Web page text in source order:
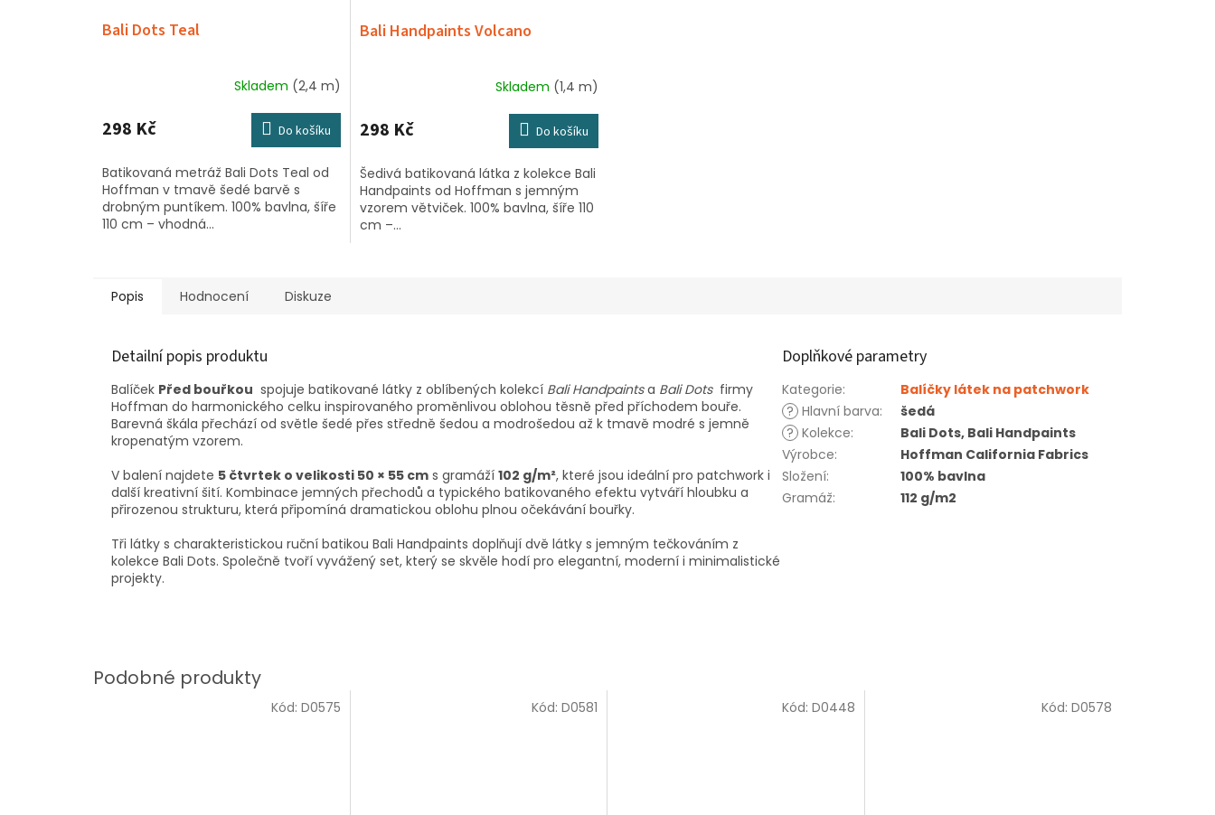
Bali Dots Teal
Skladem (2,4 m)
298 Kč Do košíku
Batikovaná metráž Bali Dots Teal od
Hoffman v tmavě šedé barvě s
drobným puntíkem. 100% bavlna, šíře
110 cm – vhodná...
Bali Handpaints Volcano
Skladem (1,4 m)
298 Kč Do košíku
Šedivá batikovaná látka z kolekce Bali
Handpaints od Hoffman s jemným
vzorem větviček. 100% bavlna, šíře 110
cm –...
Popis Hodnocení Diskuze
Detailní popis produktu
Balíček Před bouřkou spojuje batikované látky z oblíbených kolekcí Bali Handpaintsa Bali Dotsfirmy
Hoffman do harmonického celku inspirovaného proměnlivou oblohou těsně před příchodem bouře.
Barevná škála přechází od světle šedé přes středně šedou a modrošedou až k tmavě modré s jemně
kropenatým vzorem.
V balení najdete 5 čtvrtek o velikosti 50 × 55 cm s gramáží 102 g/m², které jsou ideální pro patchwork i
další kreativní šití. Kombinace jemných přechodů a typického batikovaného efektu vytváří hloubku a
přirozenou strukturu, která připomíná dramatickou oblohu plnou očekávání bouřky.
Tři látky s charakteristickou ruční batikou Bali Handpaints doplňují dvě látky s jemným tečkováním z
kolekce Bali Dots. Společně tvoří vyvážený set, který se skvěle hodí pro elegantní, moderní i minimalistické
projekty.
Doplňkové parametry
Kategorie:
Balíčky látek na patchwork
? Hlavní barva:
šedá
? Kolekce:
Bali Dots, Bali Handpaints
Výrobce:
Hoffman California Fabrics
Složení:
100% bavlna
Gramáž: 112 g/m2
Kód: D0575 Kód: D0581 Kód: D0448 Kód: D0578